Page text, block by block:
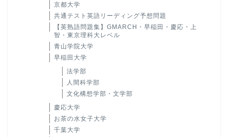
京都大学
共通テスト英語リーディング予想問題
【英熟語問題集】GMARCH・早稲田・慶応・上
智・東京理科大レベル
青山学院大学
早稲田大学
法学部
人間科学部
文化構想学部・文学部
慶応大学
お茶の水女子大学
千葉大学